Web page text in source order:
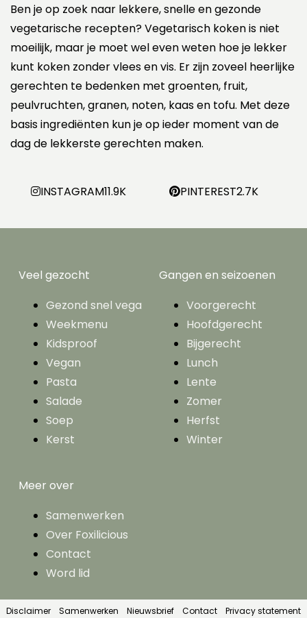
Ben je op zoek naar lekkere, snelle en gezonde
vegetarische recepten? Vegetarisch koken is niet
moeilijk, maar je moet wel even weten hoe je lekker
kunt koken zonder vlees en vis. Er zijn zoveel heerlijke
gerechten te bedenken met groenten, fruit,
peulvruchten, granen, noten, kaas en tofu. Met deze
basis ingrediënten kun je op ieder moment van de
dag de lekkerste gerechten maken.
INSTAGRAM11.9K PINTEREST2.7K
Veel gezocht
Gezond snel vega
Weekmenu
Kidsproof
Vegan
Pasta
Salade
Soep
Kerst
Gangen en seizoenen
Voorgerecht
Hoofdgerecht
Bijgerecht
Lunch
Lente
Zomer
Herfst
Winter
Meer over
Samenwerken
Over Foxilicious
Contact
Word lid
Disclaimer Samenwerken Nieuwsbrief Contact Privacy statement